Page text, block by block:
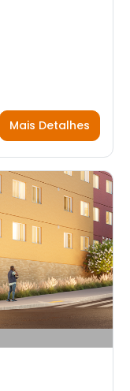
Mais Detalhes